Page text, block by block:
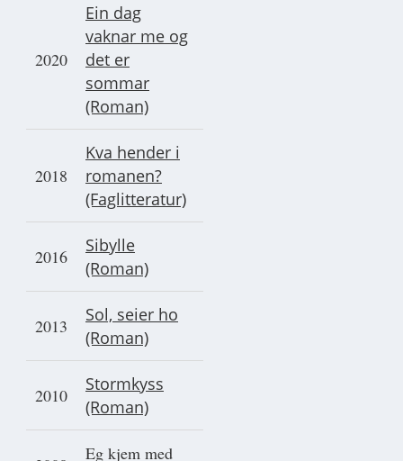
2020
Ein dag
vaknar me og
det er
sommar
(Roman)
2018
Kva hender i
romanen?
(Faglitteratur)
2016
Sibylle
(Roman)
2013
Sol, seier ho
(Roman)
2010
Stormkyss
(Roman)
Eg kjem med